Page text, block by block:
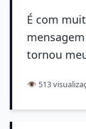
É com
tornou
👁️ 513